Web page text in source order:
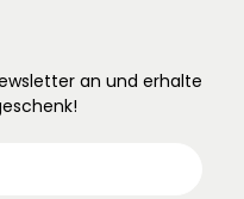
an und erhalte